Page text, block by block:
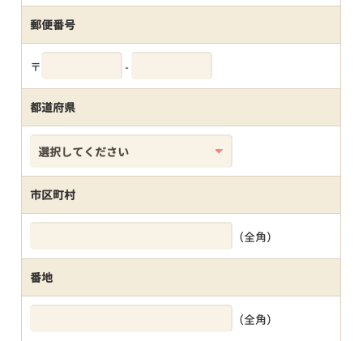
郵便番号
〒 -
都道府県
市区町村
（全角）
番地
（全角）